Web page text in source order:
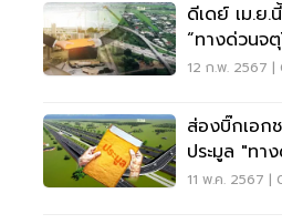
ดีเดย์ เม.ย.
“ทางด่วนจ
หมื่นล้าน
12 ก.พ. 2567
ส่องบิ๊กเอก
ประมูล "ทา
1.8 หมื่นล้าน
11 พ.ค. 2567 |